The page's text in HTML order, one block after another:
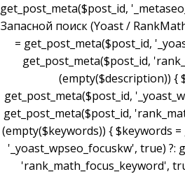
get_post_meta($post_id,
Запасной поиск (Yoast /
= get_post_meta($post_id,
get_post_meta($post_id,
(empty($description)) {
get_post_meta($post_id,
get_post_meta($post_id,
(empty($keywords)) { $keywords
'_yoast_wpseo_focuskw', true) ?:
'rank_math_focus_keyword',